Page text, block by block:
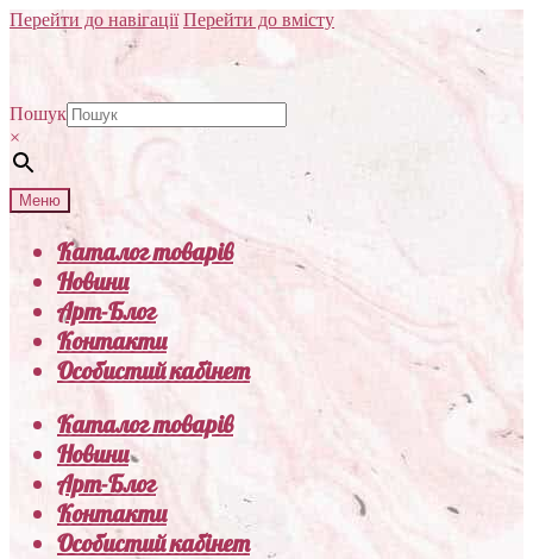
Перейти до навігації Перейти до вмісту
Пошук
×
Меню
Каталог товарів
Новини
Арт-Блог
Контакти
Особистий кабінет
Каталог товарів
Новини
Арт-Блог
Контакти
Особистий кабінет